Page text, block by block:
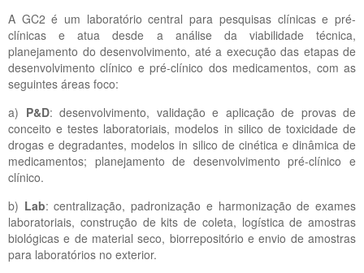
A GC2 é um laboratório central para pesquisas clínicas e pré-
clínicas e atua desde a análise da viabilidade técnica,
planejamento do desenvolvimento, até a execução das etapas de
desenvolvimento clínico e pré-clínico dos medicamentos, com as
seguintes áreas foco:
a) P&D: desenvolvimento, validação e aplicação de provas de
conceito e testes laboratoriais, modelos in silico de toxicidade de
drogas e degradantes, modelos in silico de cinética e dinâmica de
medicamentos; planejamento de desenvolvimento pré-clínico e
clínico.
b) Lab: centralização, padronização e harmonização de exames
laboratoriais, construção de kits de coleta, logística de amostras
biológicas e de material seco, biorrepositório e envio de amostras
para laboratórios no exterior.